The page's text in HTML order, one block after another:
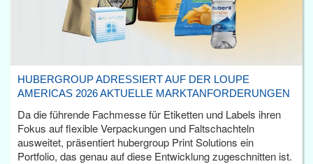
HUBERGROUP ADRESSIERT AUF DER LOUPE
AMERICAS 2026 AKTUELLE MARKTANFORDERUNGEN
Da die führende Fachmesse für Etiketten und Labels ihren
Fokus auf flexible Verpackungen und Faltschachteln
ausweitet, präsentiert hubergroup Print Solutions ein
Portfolio, das genau auf diese Entwicklung zugeschnitten ist.